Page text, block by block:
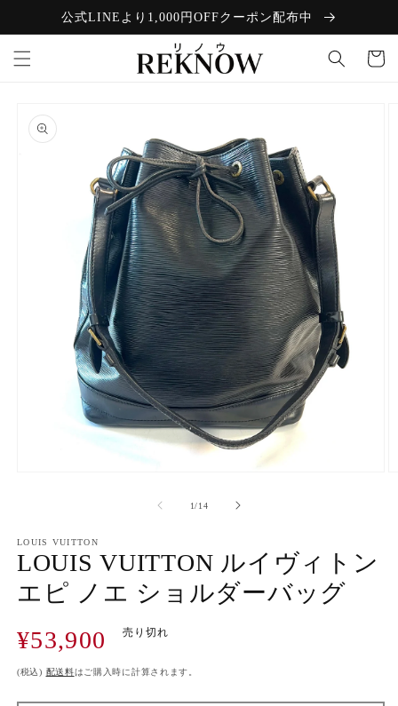
コンテン公式LINEより1,000円OFFクーポン配布中
カ
ー
にスキッ
プ
で
メ
デ
ィ
を
開
く
1/の
14
LOUIS VUITTON
LOUIS VUITTON ルイヴィトン
エピ ノエ ショルダーバッグ
通
常
価
¥53,900 売り切れ
(税込) 配送料はご購入時に計算されます。